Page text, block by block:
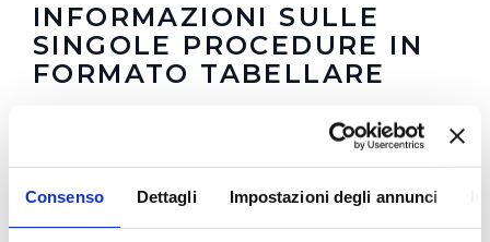
Consenso Dettagli Impostazioni degli annunci
INFORMAZIONI SULLE
SINGOLE PROCEDURE IN
FORMATO TABELLARE
In questa sezione è possibile trovare iBandi di
Garain corso e scaduti